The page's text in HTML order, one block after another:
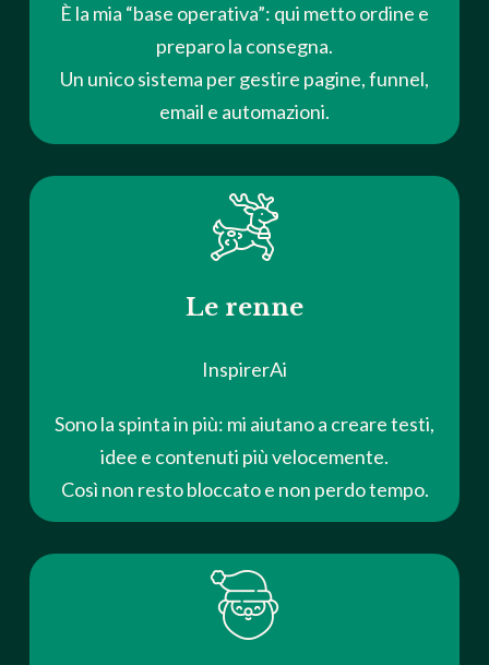
È la mia “base operativa”: qui metto ordine e
preparo la consegna.
Un unico sistema per gestire pagine, funnel,
email e automazioni.
Le renne
InspirerAi
Sono la spinta in più: mi aiutano a creare testi,
idee e contenuti più velocemente.
Così non resto bloccato e non perdo tempo.